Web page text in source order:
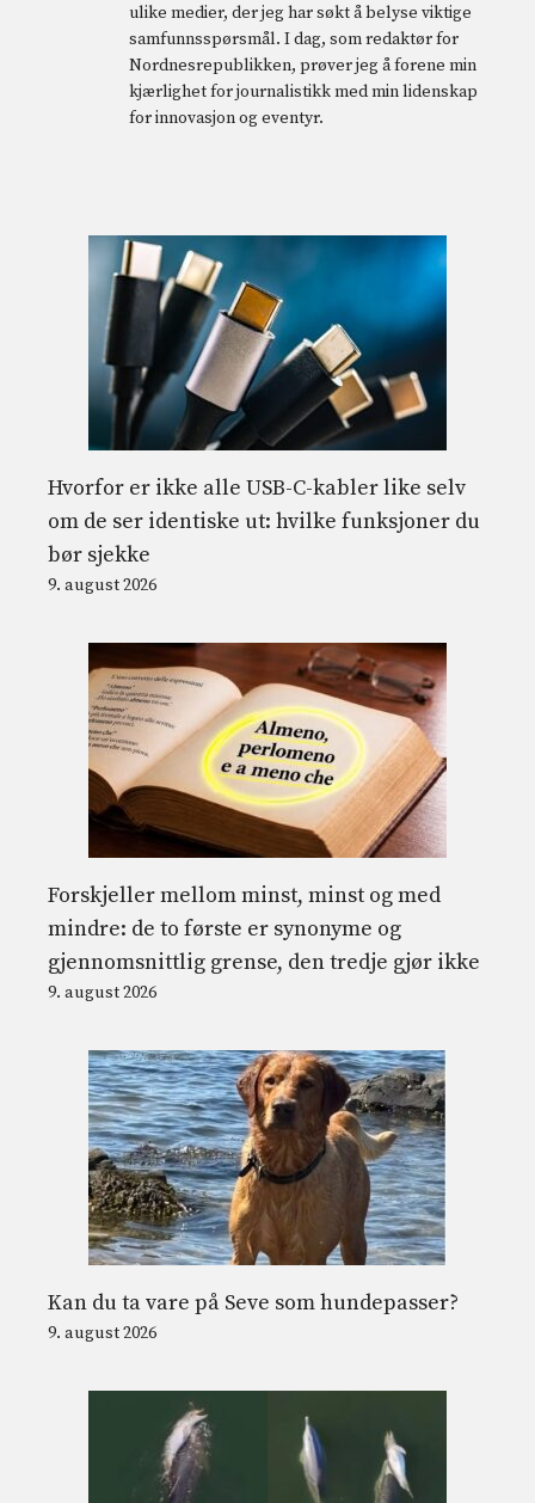
ulike medier, der jeg har søkt å belyse viktige
samfunnsspørsmål. I dag, som redaktør for
Nordnesrepublikken, prøver jeg å forene min
kjærlighet for journalistikk med min lidenskap
for innovasjon og eventyr.
Hvorfor er ikke alle USB-C-kabler like selv
om de ser identiske ut: hvilke funksjoner du
bør sjekke
9. august 2026
Forskjeller mellom minst, minst og med
mindre: de to første er synonyme og
gjennomsnittlig grense, den tredje gjør ikke
9. august 2026
Kan du ta vare på Seve som hundepasser?
9. august 2026